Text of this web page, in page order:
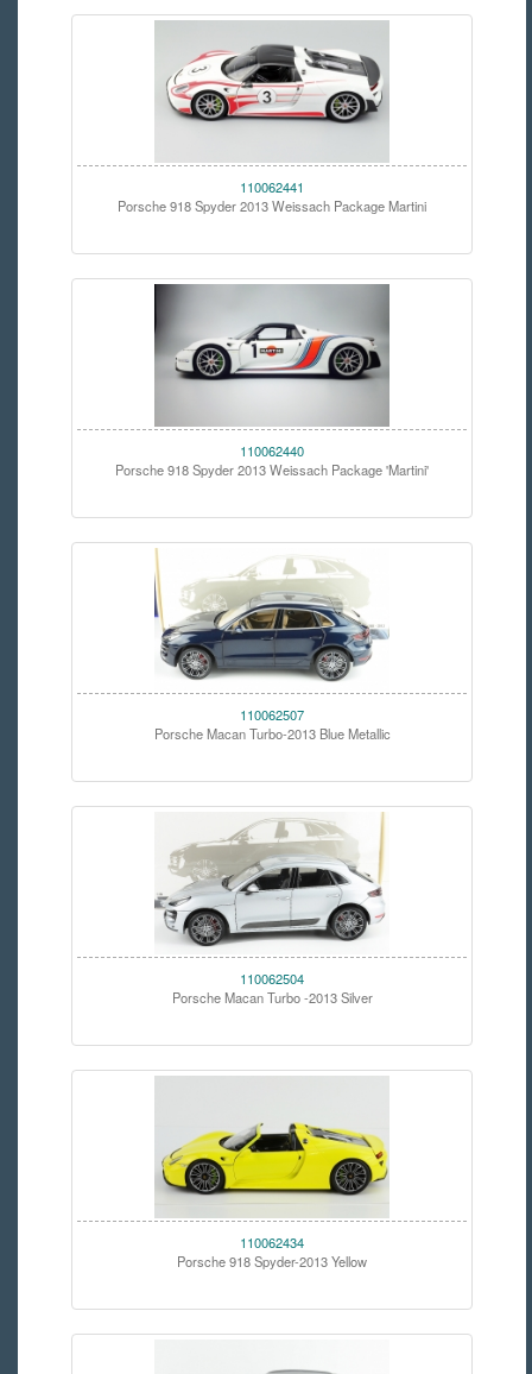
110062441
Porsche 918 Spyder 2013 Weissach Package Martini
110062440
Porsche 918 Spyder 2013 Weissach Package 'Martini'
110062507
Porsche Macan Turbo-2013 Blue Metallic
110062504
Porsche Macan Turbo -2013 Silver
110062434
Porsche 918 Spyder-2013 Yellow